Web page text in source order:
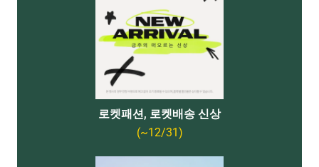
로켓패션, 로켓배송 신상
(~12/31)